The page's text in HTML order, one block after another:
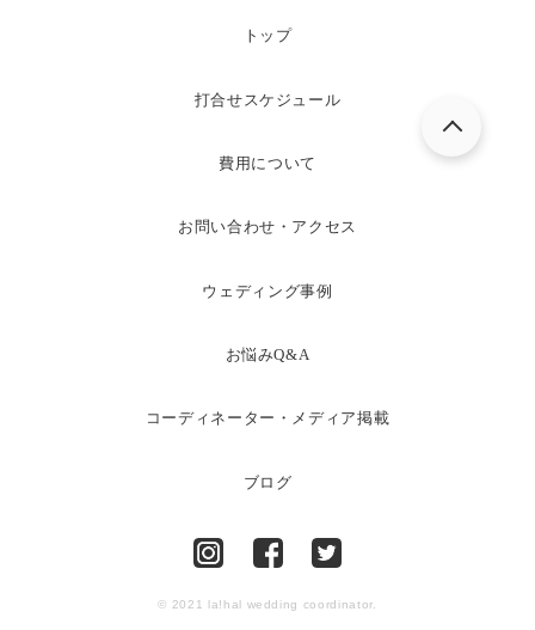
トップ
打合せスケジュール
費用について
お問い合わせ・アクセス
ウェディング事例
お悩みQ&A
コーディネーター・メディア掲載
ブログ
© 2021 la!hal wedding coordinator.